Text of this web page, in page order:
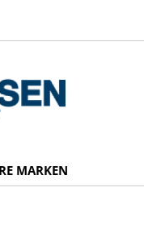
MARKEN